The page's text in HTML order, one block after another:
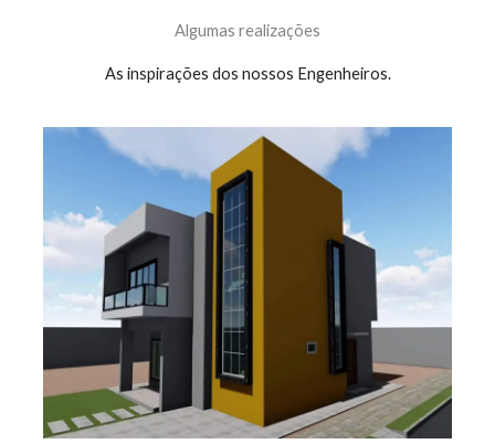
Algumas realizações
As inspirações dos nossos Engenheiros.